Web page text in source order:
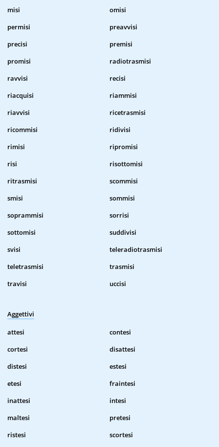
misi
omisi
permisi
preavvisi
precisi
premisi
promisi
radiotrasmisi
ravvisi
recisi
riacquisi
riammisi
riavvisi
ricetrasmisi
ricommisi
ridivisi
rimisi
ripromisi
risi
risottomisi
ritrasmisi
scommisi
smisi
sommisi
soprammisi
sorrisi
sottomisi
suddivisi
svisi
teleradiotrasmisi
teletrasmisi
trasmisi
travisi
uccisi
Aggettivi
attesi
contesi
cortesi
disattesi
distesi
estesi
etesi
fraintesi
inattesi
intesi
maltesi
pretesi
ristesi
scortesi